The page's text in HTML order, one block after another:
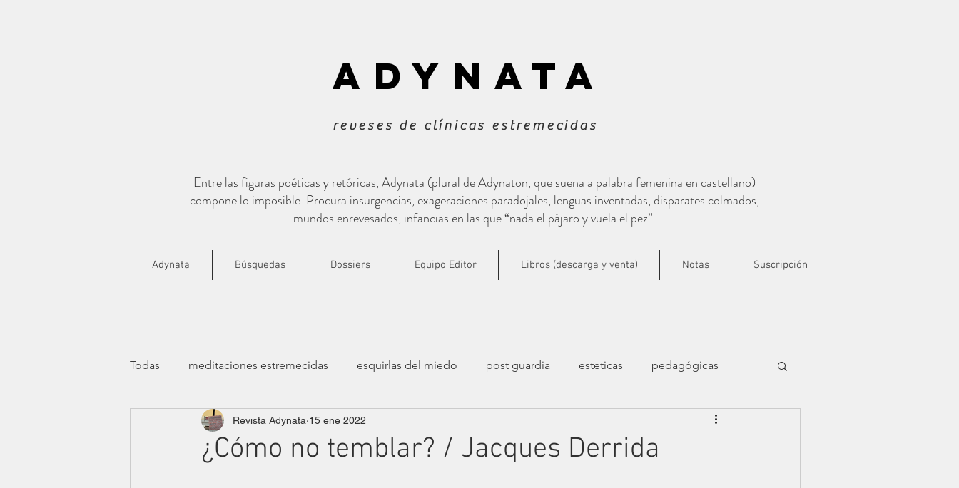
ADYNATa
reveses de clínicas estremecidas
Todas meditaciones estremecidas esquirlas del miedo post guardia esteticas pedagógicas
manifiestos efemérides poéticas
¿Cómo no temblar? / Jacques Derrida
Revista Adynata 15 ene 2022
Adynata Búsquedas Dossiers Equipo Editor Libros (descarga y venta) Notas Suscripción
Entre las figuras poéticas y retóricas, Adynata (plural de Adynaton, que suena a palabra femenina en castellano)
compone lo imposible. Procura insurgencias, exageraciones paradojales, lenguas inventadas, disparates colmados,
mundos enrevesados, infancias en las que “nada el pájaro y vuela el pez”.